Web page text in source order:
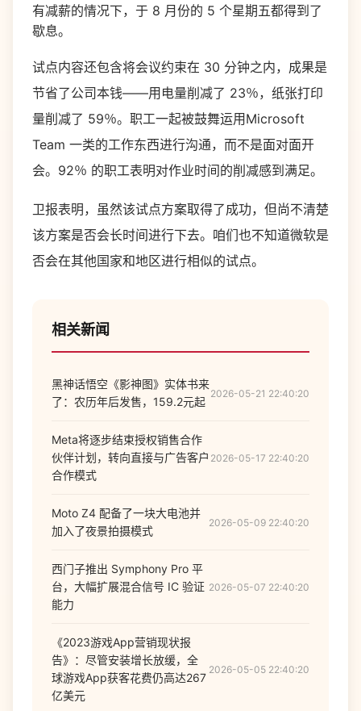
有减薪的情况下，于 8 月份的 5 个星期五都得到了
歇息。
试点内容还包含将会议约束在 30 分钟之内，成果是
节省了公司本钱——用电量削减了 23％，纸张打印
量削减了 59％。职工一起被鼓舞运用Microsoft
Team 一类的工作东西进行沟通，而不是面对面开
会。92％ 的职工表明对作业时间的削减感到满足。
卫报表明，虽然该试点方案取得了成功，但尚不清楚
该方案是否会长时间进行下去。咱们也不知道微软是
否会在其他国家和地区进行相似的试点。
相关新闻
黑神话悟空《影神图》实体书来
了：农历年后发售，159.2元起
2026-05-21 22:40:20
Meta将逐步结束授权销售合作
伙伴计划，转向直接与广告客户
合作模式
2026-05-17 22:40:20
Moto Z4 配备了一块大电池并
加入了夜景拍摄模式
2026-05-09 22:40:20
西门子推出 Symphony Pro 平
台，大幅扩展混合信号 IC 验证
能力
2026-05-07 22:40:20
《2023游戏App营销现状报
告》：尽管安装增长放缓，全
球游戏App获客花费仍高达267
亿美元
2026-05-05 22:40:20